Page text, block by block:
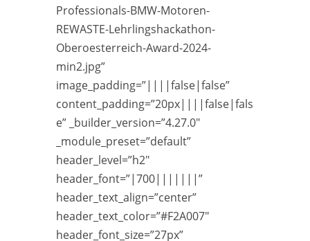
Professionals-BMW-Motoren-
REWASTE-Lehrlingshackathon-
Oberoesterreich-Award-2024-
min2.jpg”
image_padding=”||||false|false”
content_padding=”20px||||false|fals
e” _builder_version=”4.27.0″
_module_preset=”default”
header_level=”h2″
header_font=”|700|||||||”
header_text_align=”center”
header_text_color=”#F2A007″
header_font_size=”27px”